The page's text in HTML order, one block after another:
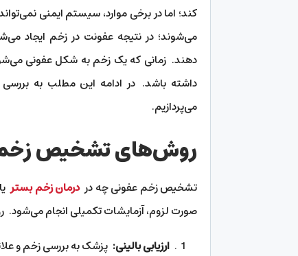
کند؛ اما در برخی موارد، سیستم ایمنی
می‌شوند؛ در نتیجه عفونت در زخم ایجاد
دهند. زمانی که یک زخم به شکل عفونی
داشته باشد. در ادامه این مطلب به
می‌پردازیم.
روش‌های تشخیص
تشخیص زخم عفونی چه دردرمان زخم بستر
صورت لزوم، آزمایشات تکمیلی انجام
ارزیابی بالینی: پزشک به بررسی زخم و